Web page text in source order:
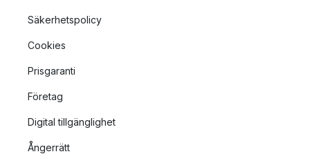
Säkerhetspolicy
Cookies
Prisgaranti
Företag
Digital tillgänglighet
Ångerrätt